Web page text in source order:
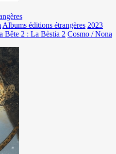
Albums éditions étrangères 2023
Bête 2 : La Bèstia 2 Cosmo / Nona